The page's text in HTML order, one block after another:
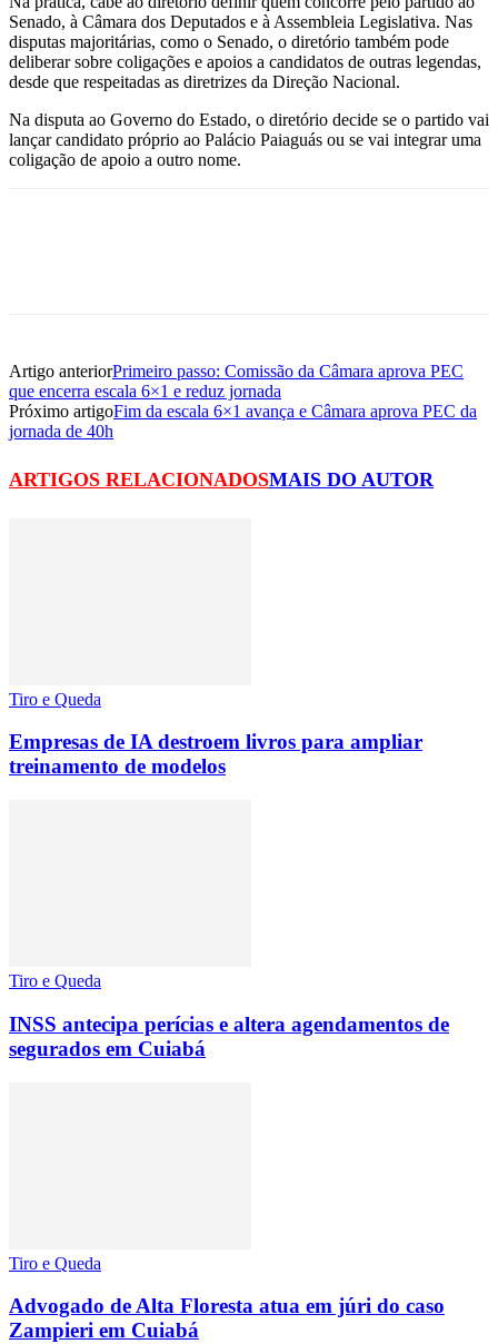
Senado, à Câmara dos Deputados e à Assembleia Legislativa. Nas
disputas majoritárias, como o Senado, o diretório também pode
deliberar sobre coligações e apoios a candidatos de outras legendas,
desde que respeitadas as diretrizes da Direção Nacional.
Na disputa ao Governo do Estado, o diretório decide se o partido vai
lançar candidato próprio ao Palácio Paiaguás ou se vai integrar uma
coligação de apoio a outro nome.
Artigo anteriorPrimeiro passo: Comissão da Câmara aprova PEC
que encerra escala 6×1 e reduz jornada
Próximo artigoFim da escala 6×1 avança e Câmara aprova PEC da
jornada de 40h
ARTIGOS RELACIONADOSMAIS DO AUTOR
Tiro e Queda
Empresas de IA destroem livros para ampliar
treinamento de modelos
Tiro e Queda
INSS antecipa perícias e altera agendamentos de
segurados em Cuiabá
Tiro e Queda
Advogado de Alta Floresta atua em júri do caso
Zampieri em Cuiabá